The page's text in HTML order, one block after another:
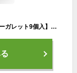
【ポイント10倍 2/1 10:00～2/28 09:59】【バターガレット9個入】お菓子 バターバトラー お菓子 ギフト 個包装 スイーツ フィナンシェ 焼き菓子 洋菓子 プレゼント 内祝い お返し お祝い 出産祝い 結婚 お礼 職場 退職 ご挨拶 東京 お土産 手土産 ホワイトデー